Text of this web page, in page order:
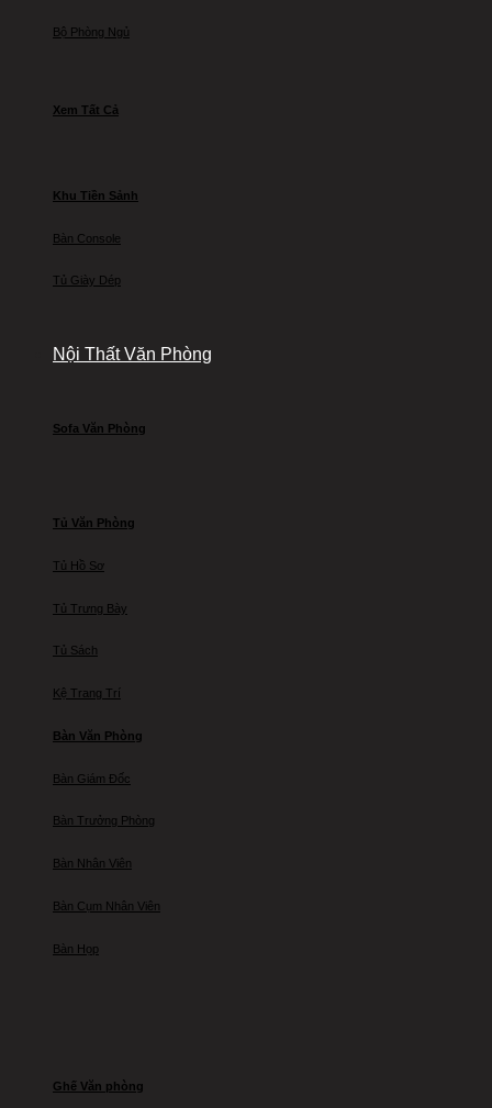
Bộ Phòng Ngủ
Xem Tất Cả
Khu Tiền Sảnh
Bàn Console
Tủ Giày Dép
Nội Thất Văn Phòng
Sofa Văn Phòng
Tủ Văn Phòng
Tủ Hồ Sơ
Tủ Trưng Bày
Tủ Sách
Kệ Trang Trí
Bàn Văn Phòng
Bàn Giám Đốc
Bàn Trưởng Phòng
Bàn Nhân Viên
Bàn Cụm Nhân Viên
Bàn Họp
Ghế Văn phòng